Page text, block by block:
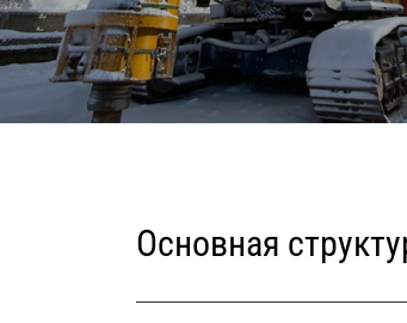
Основная